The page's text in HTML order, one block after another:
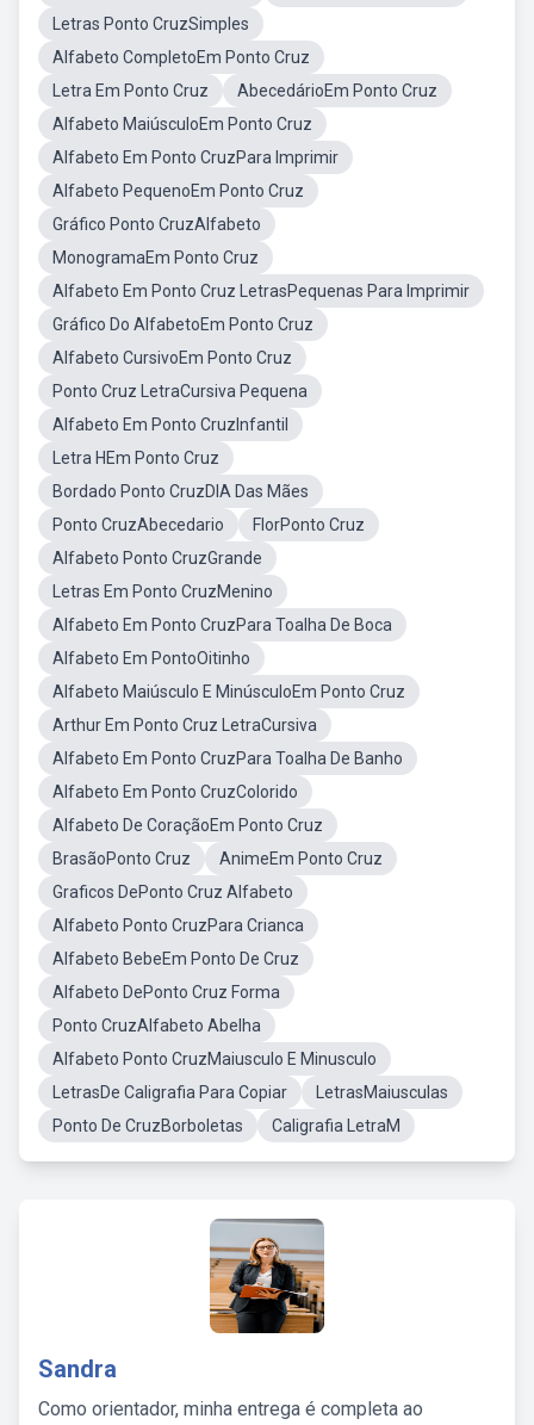
Letras Ponto CruzSimples
Alfabeto CompletoEm Ponto Cruz
Letra Em Ponto Cruz
AbecedárioEm Ponto Cruz
Alfabeto MaiúsculoEm Ponto Cruz
Alfabeto Em Ponto CruzPara Imprimir
Alfabeto PequenoEm Ponto Cruz
Gráfico Ponto CruzAlfabeto
MonogramaEm Ponto Cruz
Alfabeto Em Ponto Cruz LetrasPequenas Para Imprimir
Gráfico Do AlfabetoEm Ponto Cruz
Alfabeto CursivoEm Ponto Cruz
Ponto Cruz LetraCursiva Pequena
Alfabeto Em Ponto CruzInfantil
Letra HEm Ponto Cruz
Bordado Ponto CruzDIA Das Mães
Ponto CruzAbecedario
FlorPonto Cruz
Alfabeto Ponto CruzGrande
Letras Em Ponto CruzMenino
Alfabeto Em Ponto CruzPara Toalha De Boca
Alfabeto Em PontoOitinho
Alfabeto Maiúsculo E MinúsculoEm Ponto Cruz
Arthur Em Ponto Cruz LetraCursiva
Alfabeto Em Ponto CruzPara Toalha De Banho
Alfabeto Em Ponto CruzColorido
Alfabeto De CoraçãoEm Ponto Cruz
BrasãoPonto Cruz
AnimeEm Ponto Cruz
Graficos DePonto Cruz Alfabeto
Alfabeto Ponto CruzPara Crianca
Alfabeto BebeEm Ponto De Cruz
Alfabeto DePonto Cruz Forma
Ponto CruzAlfabeto Abelha
Alfabeto Ponto CruzMaiusculo E Minusculo
LetrasDe Caligrafia Para Copiar
LetrasMaiusculas
Ponto De CruzBorboletas
Caligrafia LetraM
Sandra
Como orientador, minha entrega é completa ao